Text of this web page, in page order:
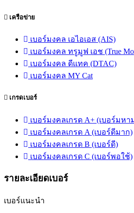
เครือข่าย
เบอร์มงคล เอไอเอส (AIS)
เบอร์มงคล ทรูมูฟ เอช (True
เบอร์มงคล ดีแทค (DTAC)
เบอร์มงคล MY Cat
เกรดเบอร์
เบอร์มงคลเกรด A+ (เบอร์มหา
เบอร์มงคลเกรด A (เบอร์ดีมาก)
เบอร์มงคลเกรด B (เบอร์ดี)
เบอร์มงคลเกรด C (เบอร์พอใช้)
รายละเอียดเบอร์
เบอร์แนะนำ